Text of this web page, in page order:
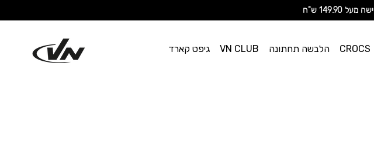
ש"ח
CROCS הלבשה תחתונה VN CLUB גיפט קארד